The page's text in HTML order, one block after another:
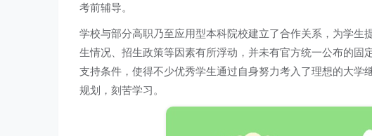
考前辅导。
学校与部分高职乃至应用型本科院校建立了合作关系，为学
生情况、招生政策等因素有所浮动，并未有官方统一公布的
支持条件，使得不少优秀学生通过自身努力考入了理想的大
规划，刻苦学习。